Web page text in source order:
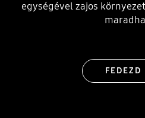
egységével zajos
FEDEZD